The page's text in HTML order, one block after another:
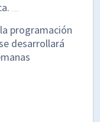
programación
desarrollará